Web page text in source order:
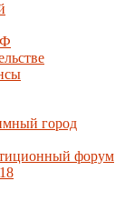
город
форум